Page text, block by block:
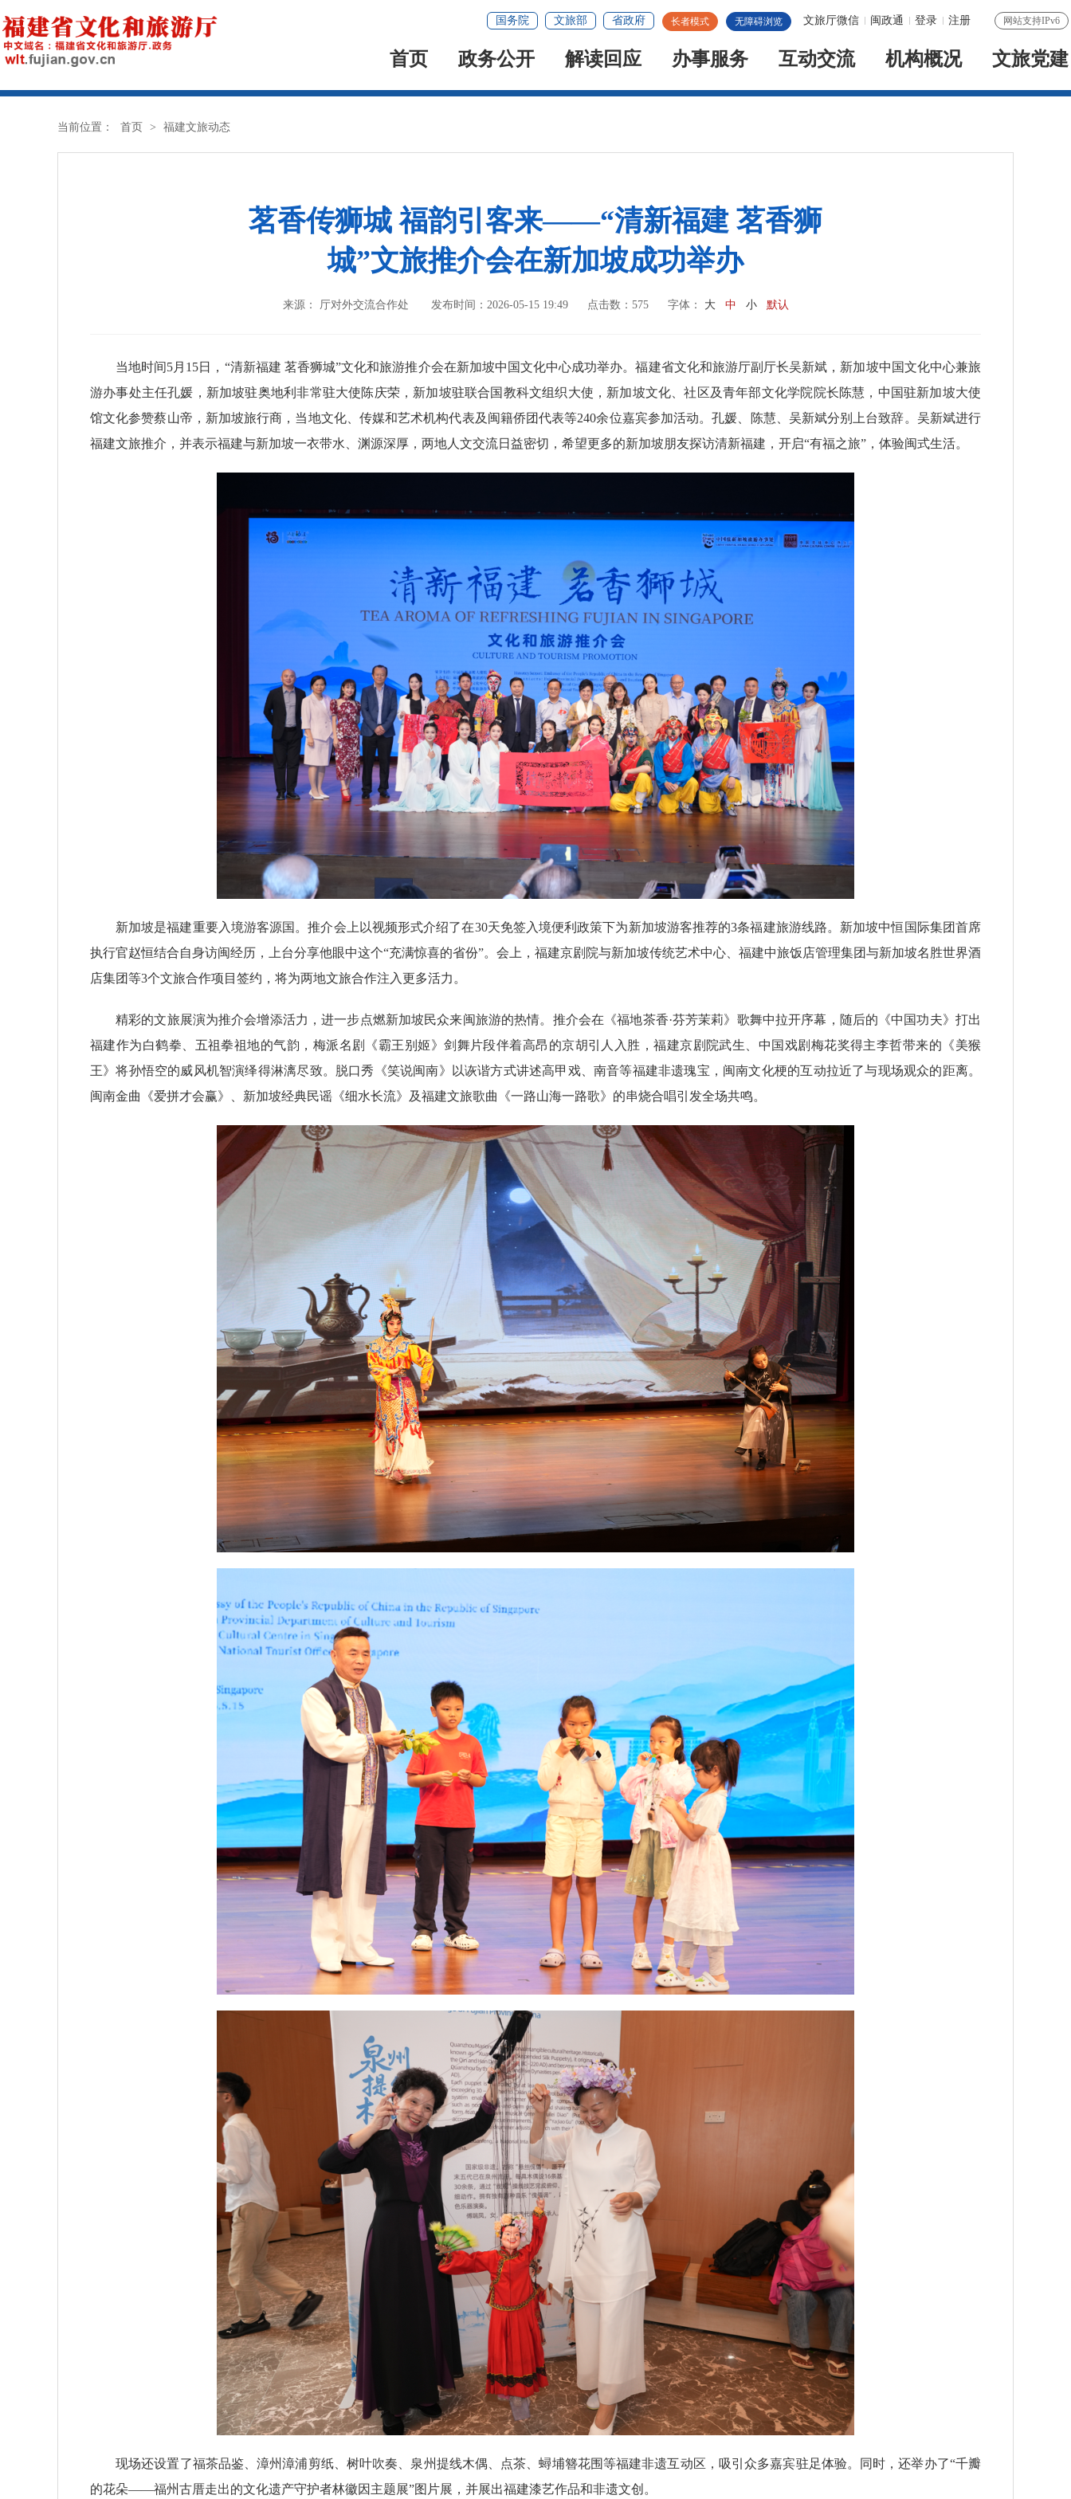
网站支持IPv6
文旅厅微信 闽政通 登录 注册
无障碍浏览
长者模式
国务院 文旅部 省政府
首页 政务公开 解读回应 办事服务 互动交流 机构概况 文旅党建
当前位置： 首页 > 福建文旅动态
茗香传狮城 福韵引客来——“清新福建 茗香狮
城”文旅推介会在新加坡成功举办
来源： 厅对外交流合作处 发布时间：2026-05-15 19:49 点击数： 575 字体： 大 中 小 默认
当地时间5月15日，“清新福建 茗香狮城”文化和旅游推介会在新加坡中国文化中心成功举办。福建省文化和旅游厅副厅长吴新斌，新加坡中国文化中心兼旅
游办事处主任孔媛，新加坡驻奥地利非常驻大使陈庆荣，新加坡驻联合国教科文组织大使，新加坡文化、社区及青年部文化学院院长陈慧，中国驻新加坡大使
馆文化参赞蔡山帝，新加坡旅行商，当地文化、传媒和艺术机构代表及闽籍侨团代表等240余位嘉宾参加活动。孔媛、陈慧、吴新斌分别上台致辞。吴新斌进行
福建文旅推介，并表示福建与新加坡一衣带水、渊源深厚，两地人文交流日益密切，希望更多的新加坡朋友探访清新福建，开启“有福之旅”，体验闽式生活。
新加坡是福建重要入境游客源国。推介会上以视频形式介绍了在30天免签入境便利政策下为新加坡游客推荐的3条福建旅游线路。新加坡中恒国际集团首席
执行官赵恒结合自身访闽经历，上台分享他眼中这个“充满惊喜的省份”。会上，福建京剧院与新加坡传统艺术中心、福建中旅饭店管理集团与新加坡名胜世界酒
店集团等3个文旅合作项目签约，将为两地文旅合作注入更多活力。
精彩的文旅展演为推介会增添活力，进一步点燃新加坡民众来闽旅游的热情。推介会在《福地茶香·芬芳茉莉》歌舞中拉开序幕，随后的《中国功夫》打出
福建作为白鹤拳、五祖拳祖地的气韵，梅派名剧《霸王别姬》剑舞片段伴着高昂的京胡引人入胜，福建京剧院武生、中国戏剧梅花奖得主李哲带来的《美猴
王》将孙悟空的威风机智演绎得淋漓尽致。脱口秀《笑说闽南》以诙谐方式讲述高甲戏、南音等福建非遗瑰宝，闽南文化梗的互动拉近了与现场观众的距离。
闽南金曲《爱拼才会赢》、新加坡经典民谣《细水长流》及福建文旅歌曲《一路山海一路歌》的串烧合唱引发全场共鸣。
现场还设置了福茶品鉴、漳州漳浦剪纸、树叶吹奏、泉州提线木偶、点茶、蟳埔簪花围等福建非遗互动区，吸引众多嘉宾驻足体验。同时，还举办了“千瓣
的花朵——福州古厝走出的文化遗产守护者林徽因主题展”图片展，并展出福建漆艺作品和非遗文创。